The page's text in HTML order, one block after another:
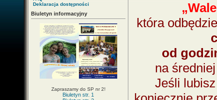
Deklaracja dostępności
Biuletyn informacyjny
Zapraszamy do SP nr 2!
Biuletyn str. 1
która
od
na
Jeśli